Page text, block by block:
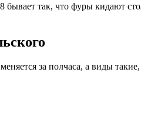
так, что фуры кидают
за полчаса, а виды